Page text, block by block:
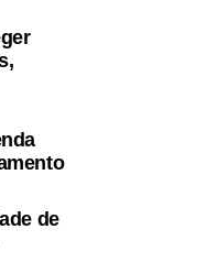
REGIONAL-
XAVIER.pdf
de